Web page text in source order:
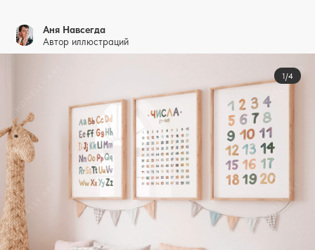
Аня Навсегда
Автор иллюстраций
1/4